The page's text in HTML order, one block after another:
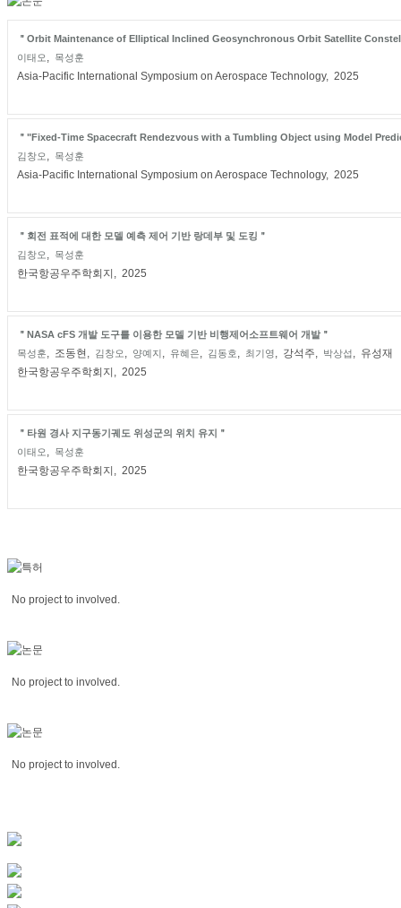
＂Orbit Maintenance of Elliptical Inclined Geosynchronous Orbit Satellite
이태오 , 목성훈
Asia-Pacific International Symposium on Aerospace Technology, 2025
＂"Fixed-Time Spacecraft Rendezvous with a Tumbling Object using Model
김창오 , 목성훈
Asia-Pacific International Symposium on Aerospace Technology, 2025
＂회전 표적에 대한 모델 예측 제어 기반 랑데부 및 도킹＂
김창오 , 목성훈
한국항공우주학회지, 2025
＂NASA cFS 개발 도구를 이용한 모델 기반 비행제어소프트웨어 개발＂
목성훈, 조동현, 김창오 , 양예지, 유혜은, 김동호, 최기영, 강석주, 박상섭, 유성재
한국항공우주학회지, 2025
＂타원 경사 지구동기궤도 위성군의 위치 유지＂
이태오 , 목성훈
한국항공우주학회지, 2025
No project to involved.
No project to involved.
No project to involved.